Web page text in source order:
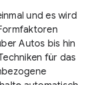
und es wird
Autos bis hin
für das